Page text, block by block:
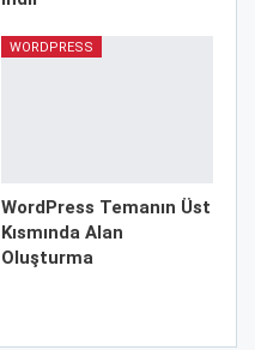
WORDPRESS
WordPress Temanın Üst
Kısmında Alan
Oluşturma